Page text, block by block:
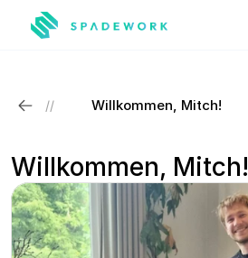
// Willkommen, Mitch!
Willkommen, Mitch!